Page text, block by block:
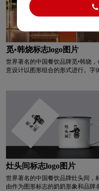
普通手表logo设计 高
手表周边logo设计 石
食品logo设计 手表
深绿色logo设计 深蓝
深红色logo设计 生物
涂料logo设计 碳酸饮
康和谐，彰显行业基调。
觅•韩烧标志logo图片
世界著名的中国餐饮品牌觅•韩烧，
意设计以图形组合的形式进行。字
心点。太极体现了韩国文化的内涵
有韩国特色。太极拳的形式是火焰
云图案的结合。火焰体现了炭烤行
特点。祥云是吉祥的美好象征。两
结合充分体现了烧云的概念。随着
图案的向外延伸，圆形线条代表太
无量。同时，人物的整体造型也代
一个盘子，外围的线条代表五花肉
代表着“烧烤”的主打产品。
灶头间标志logo图片
世界著名的中国餐饮品牌灶头间，
由作为图形标志的奶奶形象和品牌